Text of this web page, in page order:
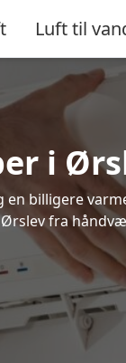
Luft til
i
billigere
fra